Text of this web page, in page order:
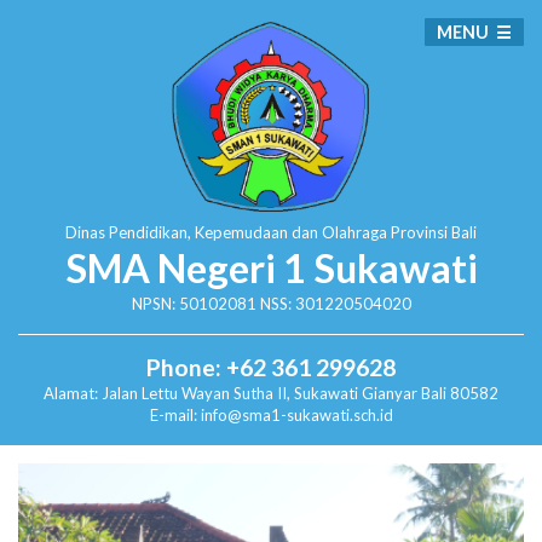
Dinas Pendidikan, Kepemudaan dan Olahraga Provinsi Bali
SMA Negeri 1 Sukawati
NPSN: 50102081 NSS: 301220504020
Phone: +62 361 299628
Alamat: Jalan Lettu Wayan Sutha II, SukawatiGianyar Bali 80582
E-mail: info@sma1-sukawati.sch.id
MENU